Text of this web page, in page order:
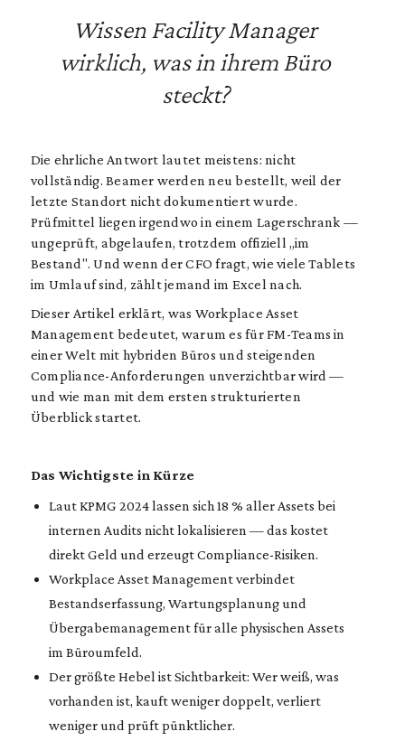
Häufig gestellte Fragen zu Workplace Asset
Wissen Facility Manager
wirklich, was in ihrem Büro
steckt?
Die ehrliche Antwort lautet meistens: nicht
vollständig. Beamer werden neu bestellt, weil der
letzte Standort nicht dokumentiert wurde.
Prüfmittel liegen irgendwo in einem Lagerschrank —
ungeprüft, abgelaufen, trotzdem offiziell „im
Bestand". Und wenn der CFO fragt, wie viele Tablets
im Umlauf sind, zählt jemand im Excel nach.
Dieser Artikel erklärt, was Workplace Asset
Management bedeutet, warum es für FM-Teams in
einer Welt mit hybriden Büros und steigenden
Compliance-Anforderungen unverzichtbar wird —
und wie man mit dem ersten strukturierten
Überblick startet.
Das Wichtigste in Kürze
Laut KPMG 2024 lassen sich 18 % aller Assets bei
internen Audits nicht lokalisieren — das kostet
direkt Geld und erzeugt Compliance-Risiken.
Workplace Asset Management verbindet
Bestandserfassung, Wartungsplanung und
Übergabemanagement für alle physischen Assets
im Büroumfeld.
Der größte Hebel ist Sichtbarkeit: Wer weiß, was
vorhanden ist, kauft weniger doppelt, verliert
weniger und prüft pünktlicher.